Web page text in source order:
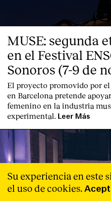
MUSE: segunda
en el Festival
Sonoros (7-9 de
El proyecto promovido por
en Barcelona pretende
femenino en la industria
experimental. Leer Más
Su experiencia en este
el uso de cookies.